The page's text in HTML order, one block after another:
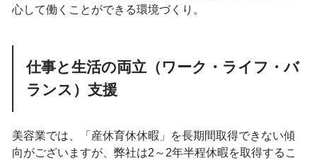
心して働くことができる環境づくり。
仕事と生活の両立（ワーク・ライフ・バ
ランス）支援
美容業では、「産休育休休暇」を長期間取得できない傾
向がございますが、弊社は2～2年半程休暇を取得するこ